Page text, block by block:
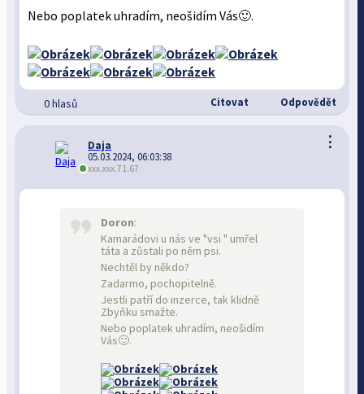
Nebo poplatek uhradím, neošidím Vás🙂.
0 hlasů Citovat Odpovědět
⋮
Daja
05.03.2024, 06:03:38
xxx.xxx.71.67
Doron:
Kamarádovi u nás ve "vsi " umřel
táta a zůstali po něm psi.
Nechtěl by někdo?
Zadarmo, pochopitelně.
Jestli patří do inzerce, tak klidně
Zbyňku smažte.
Nebo poplatek uhradím, neošidím
Vás🙂.